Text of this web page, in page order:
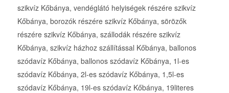
szikvíz Kőbánya, vendéglátó helyiségek részére szikvíz
Kőbánya, borozók részére szikvíz Kőbánya, sörözők
részére szikvíz Kőbánya, szállodák részére szikvíz
Kőbánya, szikvíz házhoz szállítással Kőbánya, ballonos
szódavíz Kőbánya, ballonos szódavíz Kőbánya, 1l-es
szódavíz Kőbánya, 2l-es szódavíz Kőbánya, 1,5l-es
szódavíz Kőbánya, 19l-es szódavíz Kőbánya, 19literes